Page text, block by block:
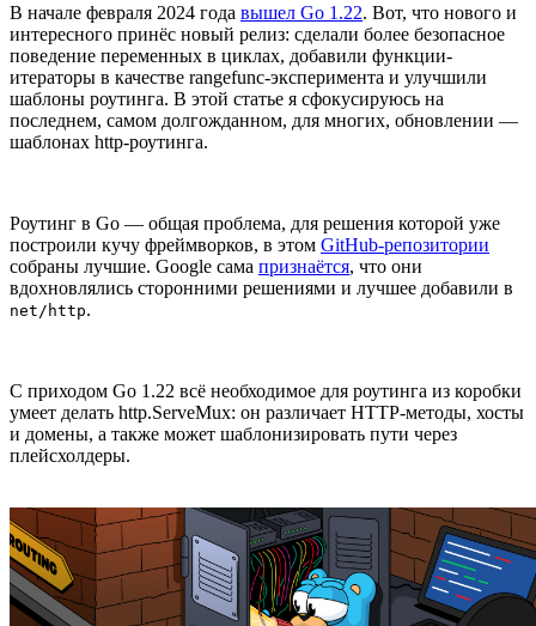
В начале февраля 2024 года вышел Go 1.22. Вот, что нового и
интересного принёс новый релиз: сделали более безопасное
поведение переменных в циклах, добавили функции-
итераторы в качестве rangefunc-эксперимента и улучшили
шаблоны роутинга. В этой статье я сфокусируюсь на
последнем, самом долгожданном, для многих, обновлении —
шаблонах http-роутинга.
Роутинг в Go — общая проблема, для решения которой уже
построили кучу фреймворков, в этом GitHub-репозитории
собраны лучшие. Google сама признаётся, что они
вдохновлялись сторонними решениями и лучшее добавили в
net/http.
С приходом Go 1.22 всё необходимое для роутинга из коробки
умеет делать http.ServeMux: он различает HTTP-методы, хосты
и домены, а также может шаблонизировать пути через
плейсхолдеры.